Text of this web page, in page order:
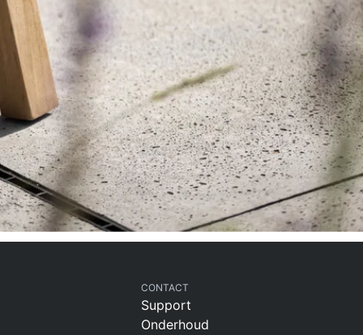
CONTACT
Support
Onderhoud